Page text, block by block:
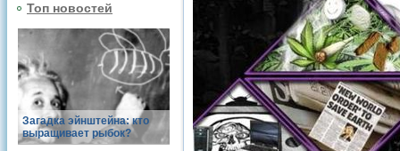
Топ новостей
Загадка эйнштейна: кто
выращивает рыбок?